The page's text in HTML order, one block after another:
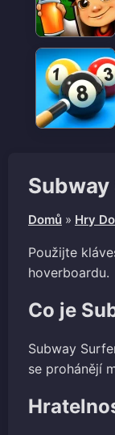
Domů » Hry
Použijte
hoverboardu.
Co je
Subway
se prohánějí